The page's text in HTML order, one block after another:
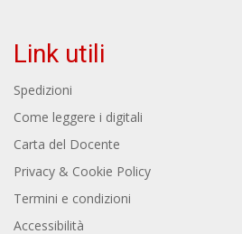
Link utili
Spedizioni
Come leggere i digitali
Carta del Docente
Privacy & Cookie Policy
Termini e condizioni
Accessibilità